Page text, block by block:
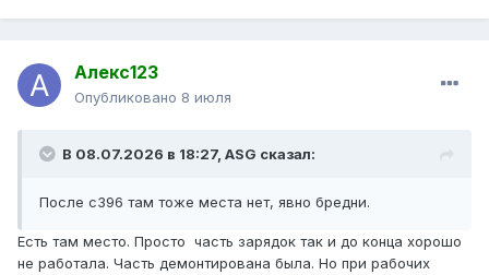
Алекс123
Опубликовано 8 июля
В 08.07.2026 в 18:27, ASG сказал:
После с396 там тоже места нет, явно бредни.
Есть там место. Просто часть зарядок так и до конца хорошо
не работала. Часть демонтирована была. Но при рабочих